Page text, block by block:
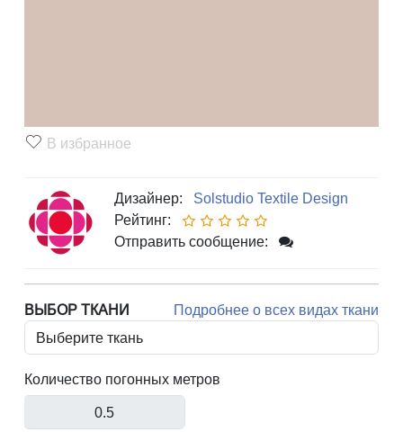
В избранное
Дизайнер:
Solstudio Textile Design
Рейтинг:
Отправить сообщение:
ВЫБОР ТКАНИ Подробнее о всех видах ткани
Количество погонных метров